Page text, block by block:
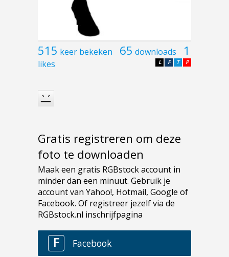
515 keer bekeken 65 downloads 1
likes P
T
F
L
Gratis registreren om deze
foto te downloaden